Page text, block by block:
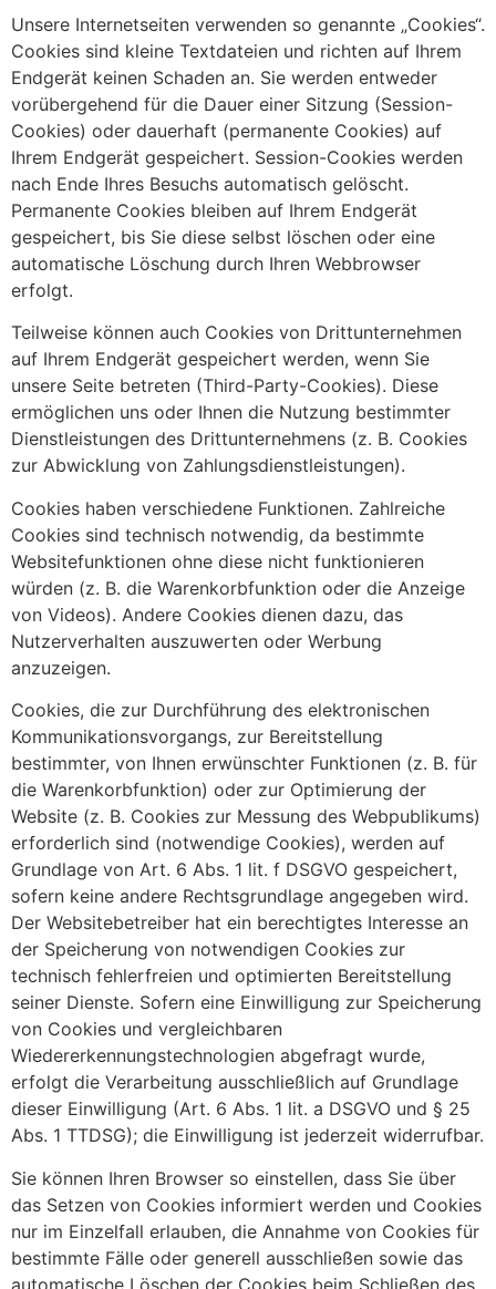
Unsere Internetseiten verwenden so genannte „Cookies“.
Cookies sind kleine Textdateien und richten auf Ihrem
Endgerät keinen Schaden an. Sie werden entweder
vorübergehend für die Dauer einer Sitzung (Session-
Cookies) oder dauerhaft (permanente Cookies) auf
Ihrem Endgerät gespeichert. Session-Cookies werden
nach Ende Ihres Besuchs automatisch gelöscht.
Permanente Cookies bleiben auf Ihrem Endgerät
gespeichert, bis Sie diese selbst löschen oder eine
automatische Löschung durch Ihren Webbrowser
erfolgt.
Teilweise können auch Cookies von Drittunternehmen
auf Ihrem Endgerät gespeichert werden, wenn Sie
unsere Seite betreten (Third-Party-Cookies). Diese
ermöglichen uns oder Ihnen die Nutzung bestimmter
Dienstleistungen des Drittunternehmens (z. B. Cookies
zur Abwicklung von Zahlungsdienstleistungen).
Cookies haben verschiedene Funktionen. Zahlreiche
Cookies sind technisch notwendig, da bestimmte
Websitefunktionen ohne diese nicht funktionieren
würden (z. B. die Warenkorbfunktion oder die Anzeige
von Videos). Andere Cookies dienen dazu, das
Nutzerverhalten auszuwerten oder Werbung
anzuzeigen.
Cookies, die zur Durchführung des elektronischen
Kommunikationsvorgangs, zur Bereitstellung
bestimmter, von Ihnen erwünschter Funktionen (z. B. für
die Warenkorbfunktion) oder zur Optimierung der
Website (z. B. Cookies zur Messung des Webpublikums)
erforderlich sind (notwendige Cookies), werden auf
Grundlage von Art. 6 Abs. 1 lit. f DSGVO gespeichert,
sofern keine andere Rechtsgrundlage angegeben wird.
Der Websitebetreiber hat ein berechtigtes Interesse an
der Speicherung von notwendigen Cookies zur
technisch fehlerfreien und optimierten Bereitstellung
seiner Dienste. Sofern eine Einwilligung zur Speicherung
von Cookies und vergleichbaren
Wiedererkennungstechnologien abgefragt wurde,
erfolgt die Verarbeitung ausschließlich auf Grundlage
dieser Einwilligung (Art. 6 Abs. 1 lit. a DSGVO und § 25
Abs. 1 TTDSG); die Einwilligung ist jederzeit widerrufbar.
Sie können Ihren Browser so einstellen, dass Sie über
das Setzen von Cookies informiert werden und Cookies
nur im Einzelfall erlauben, die Annahme von Cookies für
bestimmte Fälle oder generell ausschließen sowie das
automatische Löschen der Cookies beim Schließen des